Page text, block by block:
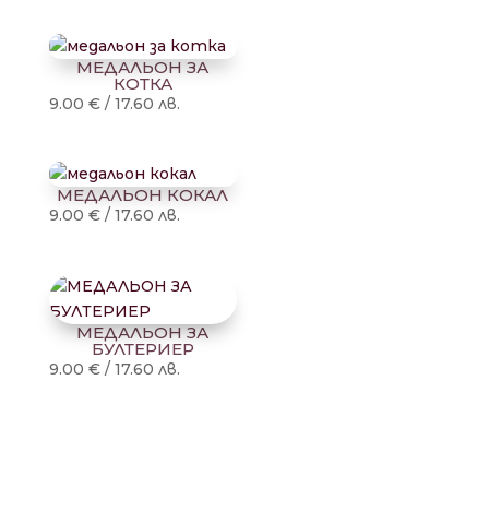
МЕДАЛЬОН ЗА
КОТКА
9.00 € / 17.60 лв.
МЕДАЛЬОН КОКАЛ
9.00 € / 17.60 лв.
МЕДАЛЬОН ЗА
БУЛТЕРИЕР
9.00 € / 17.60 лв.